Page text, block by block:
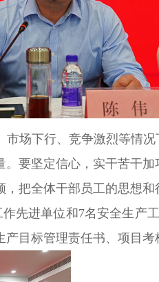
市场下行、竞争激烈等情
要坚定信心，实干苦干加
把全体干部员工的思想和
先进单位和7名安全生产
目标管理责任书、项目考